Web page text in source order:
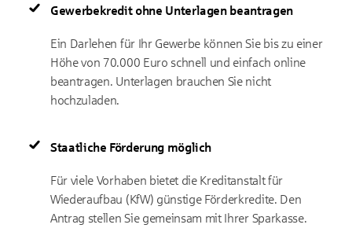
Gewerbekredit ohne Unterlagen beantragen
Ein Darlehen für Ihr Gewerbe können Sie bis zu einer
Höhe von 70.000 Euro schnell und einfach online
beantragen. Unterlagen brauchen Sie nicht
hochzuladen.
Staatliche Förderung möglich
Für viele Vorhaben bietet die Kreditanstalt für
Wiederaufbau (KfW) günstige Förderkredite. Den
Antrag stellen Sie gemeinsam mit Ihrer Sparkasse.